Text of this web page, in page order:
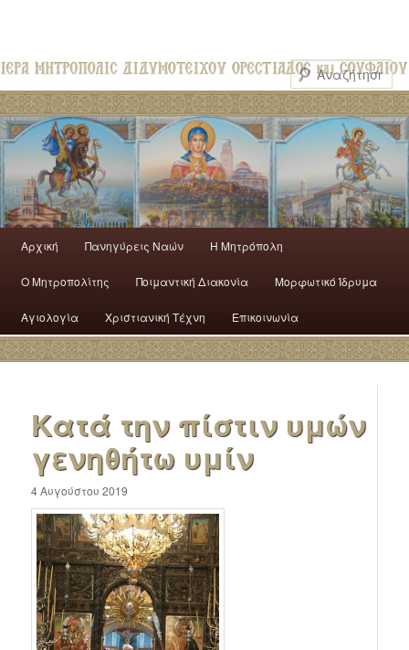
Αρχική Πανηγύρεις Ναών H Mητρόπολη
Ο Mητροπολίτης Ποιμαντική Διακονία Μορφωτικό Ίδρυμα
Αγιολογία Χριστιανική Τέχνη Επικοινωνία
Κατά την πίστιν υμών
γενηθήτω υμίν
4 Αυγούστου 2019